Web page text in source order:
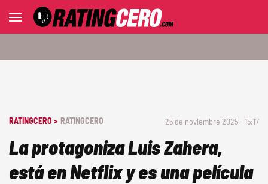
RATINGCERO > RATINGCERO 25 de noviembre 2025 - 15:17
La protagoniza Luis Zahera,
está en Netflix y es una película